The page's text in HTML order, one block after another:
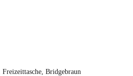
Freizeittasche, Bridgebraun